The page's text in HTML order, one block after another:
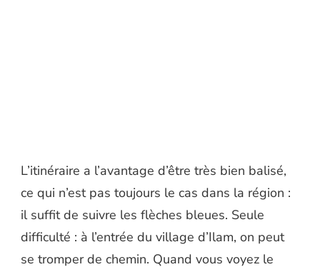
L’itinéraire a l’avantage d’être très bien balisé,
ce qui n’est pas toujours le cas dans la région :
il suffit de suivre les flèches bleues. Seule
difficulté : à l’entrée du village d’Ilam, on peut
se tromper de chemin. Quand vous voyez le